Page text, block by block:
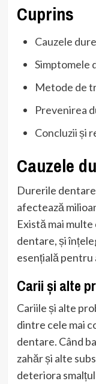
Cuprins
Cauzele
Simptomele
Metode de
Prevenirea
Concluzii și
Cauzele
Durerile
afectează
Există mai
dentare, și
esențială
Carii și alte
Cariile și alte
dintre cele mai
dentare. Când
zahăr și alte
deteriora